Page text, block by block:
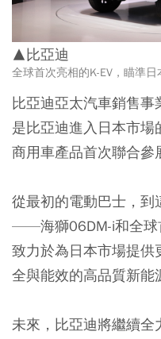
▲比亞迪
全球首次亮相的K-EV，瞄準日
比亞迪亞太汽車銷售
是比亞迪進入日本市
商用車產品首次聯合參
從最初的電動巴士，到
——海獅06DM-i和全球
致力於為日本市場提供
全與能效的高品質新能
未來，比亞迪將繼續全